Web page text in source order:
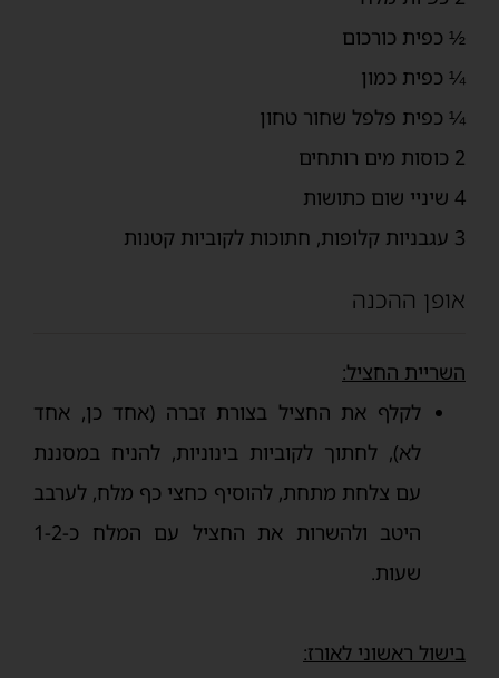
½ כפית כורכום
¼ כפית כמון
¼ כפית פלפל שחור טחון
2 כוסות מים רותחים
4 שיניי שום כתושות
3 עגבניות קלופות, חתוכות לקוביות קטנות
אופן ההכנה
השריית החציל:
לקלף את החציל בצורת זברה (אחד כן, אחד
לא), לחתוך לקוביות בינוניות, להניח במסננת
עם צלחת מתחת, להוסיף כחצי כף מלח, לערבב
היטב ולהשרות את החציל עם המלח כ-1-2
שעות.
בישול ראשוני לאורז: